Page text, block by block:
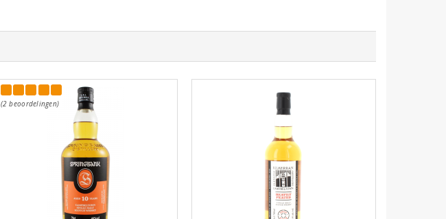
(2 beoordelingen)